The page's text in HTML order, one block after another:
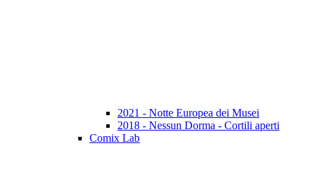
2021 - Notte Europea dei Musei
2018 - Nessun Dorma - Cortili aperti
Comix Lab